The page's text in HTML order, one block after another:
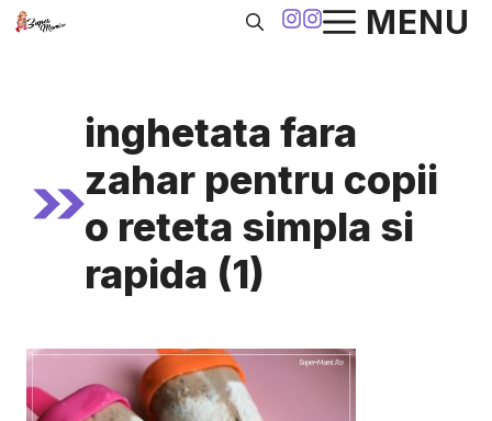
Sari
MENU
inghetata fara
zahar pentru copii
o reteta simpla si
rapida (1)